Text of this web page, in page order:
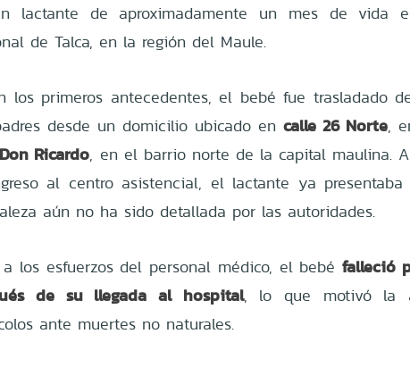
lactante de aproximadamente un mes de vida
de Talca, en la región del Maule.
los primeros antecedentes, el bebé fue trasladado
desde un domicilio ubicado en calle 26 Norte,
Ricardo, en el barrio norte de la capital maulina.
al centro asistencial, el lactante ya presentaba
aún no ha sido detallada por las autoridades.
a los esfuerzos del personal médico, el bebé falleció
de su llegada al hospital, lo que motivó la
ante muertes no naturales.